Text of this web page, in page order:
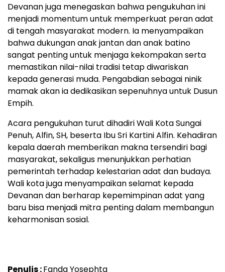
Devanan juga menegaskan bahwa pengukuhan ini
menjadi momentum untuk memperkuat peran adat
di tengah masyarakat modern. Ia menyampaikan
bahwa dukungan anak jantan dan anak batino
sangat penting untuk menjaga kekompakan serta
memastikan nilai-nilai tradisi tetap diwariskan
kepada generasi muda. Pengabdian sebagai ninik
mamak akan ia dedikasikan sepenuhnya untuk Dusun
Empih.
Acara pengukuhan turut dihadiri Wali Kota Sungai
Penuh, Alfin, SH, beserta Ibu Sri Kartini Alfin. Kehadiran
kepala daerah memberikan makna tersendiri bagi
masyarakat, sekaligus menunjukkan perhatian
pemerintah terhadap kelestarian adat dan budaya.
Wali kota juga menyampaikan selamat kepada
Devanan dan berharap kepemimpinan adat yang
baru bisa menjadi mitra penting dalam membangun
keharmonisan sosial.
Penulis :Fanda Yosephta